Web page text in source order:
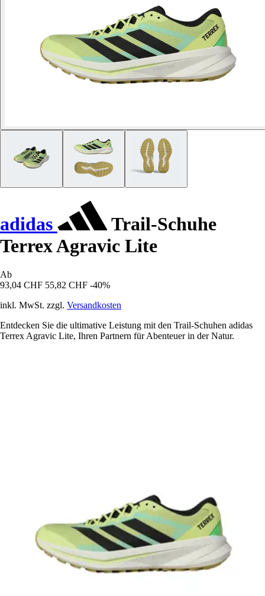
adidas
Trail-Schuhe
Terrex Agravic Lite
Ab
93,04 CHF 55,82 CHF -40%
inkl. MwSt. zzgl. Versandkosten
Entdecken Sie die ultimative Leistung mit den Trail-Schuhen adidas
Terrex Agravic Lite, Ihren Partnern für Abenteuer in der Natur.